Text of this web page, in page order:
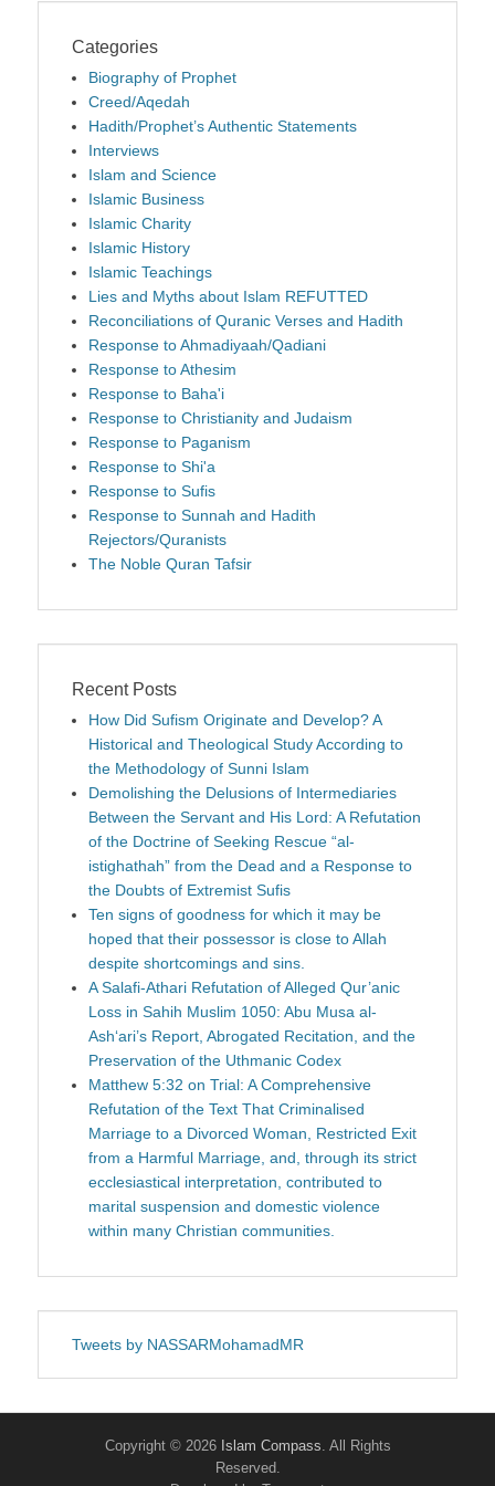
Categories
Biography of Prophet
Creed/Aqedah
Hadith/Prophet’s Authentic Statements
Interviews
Islam and Science
Islamic Business
Islamic Charity
Islamic History
Islamic Teachings
Lies and Myths about Islam REFUTTED
Reconciliations of Quranic Verses and Hadith
Response to Ahmadiyaah/Qadiani
Response to Athesim
Response to Baha'i
Response to Christianity and Judaism
Response to Paganism
Response to Shi'a
Response to Sufis
Response to Sunnah and Hadith
Rejectors/Quranists
The Noble Quran Tafsir
Recent Posts
How Did Sufism Originate and Develop? A
Historical and Theological Study According to
the Methodology of Sunni Islam
Demolishing the Delusions of Intermediaries
Between the Servant and His Lord: A Refutation
of the Doctrine of Seeking Rescue “al-
istighathah” from the Dead and a Response to
the Doubts of Extremist Sufis
Ten signs of goodness for which it may be
hoped that their possessor is close to Allah
despite shortcomings and sins.
A Salafi-Athari Refutation of Alleged Qur’anic
Loss in Sahih Muslim 1050: Abu Musa al-
Ash‘ari’s Report, Abrogated Recitation, and the
Preservation of the Uthmanic Codex
Matthew 5:32 on Trial: A Comprehensive
Refutation of the Text That Criminalised
Marriage to a Divorced Woman, Restricted Exit
from a Harmful Marriage, and, through its strict
ecclesiastical interpretation, contributed to
marital suspension and domestic violence
within many Christian communities.
Tweets by NASSARMohamadMR
Copyright © 2026 Islam Compass. All Rights
Reserved.